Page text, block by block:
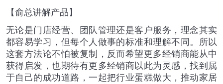
【俞总讲解产品】
无论是门店经营、团队管理还是客户服务，理念其实
都容易学习，但每个人做事的标准和理解不同。所以
这套方法论不怕被复制，反而希望更多经销商能从中
获得启发，也期待有更多经销商以此为灵感，找到属
于自己的成功道路，一起把行业蛋糕做大，推动家居